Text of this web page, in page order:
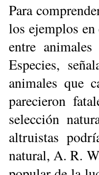
Para
los ejemplos
entre
Especies,
animales que
parecieron
selección
altruistas
natural, A. R.